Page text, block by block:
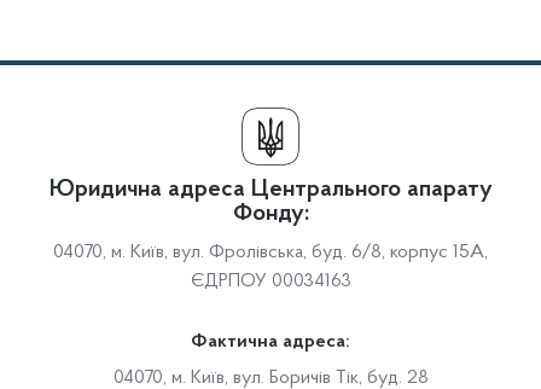
Юридична адреса Центрального апарату
Фонду:
04070, м. Київ, вул. Фролівська, буд. 6/8, корпус 15А,
ЄДРПОУ 00034163
Фактична адреса:
04070, м. Київ, вул. Боричів Тік, буд. 28